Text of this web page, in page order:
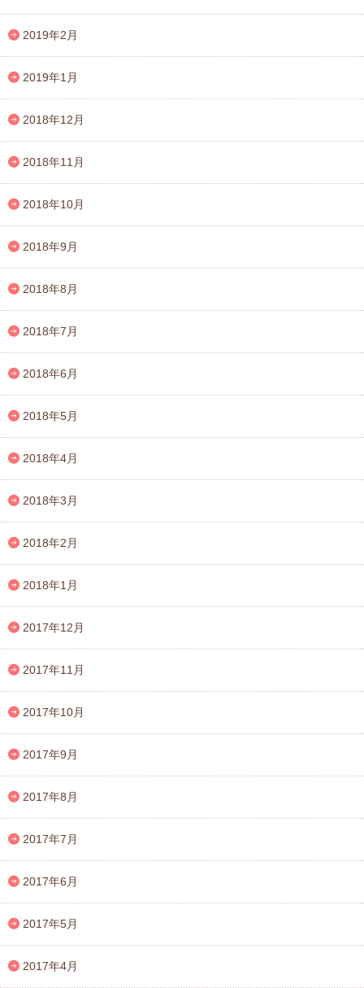
2019年2月
2019年1月
2018年12月
2018年11月
2018年10月
2018年9月
2018年8月
2018年7月
2018年6月
2018年5月
2018年4月
2018年3月
2018年2月
2018年1月
2017年12月
2017年11月
2017年10月
2017年9月
2017年8月
2017年7月
2017年6月
2017年5月
2017年4月